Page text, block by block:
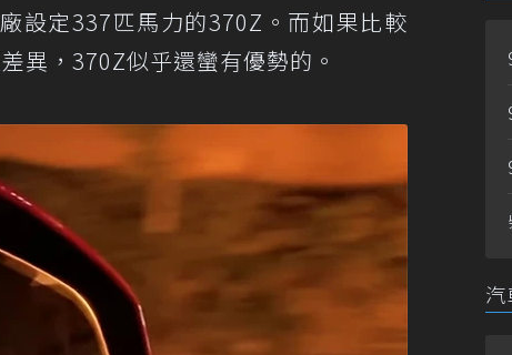
設定337匹馬力的370Z。而如果比較
異，370Z似乎還蠻有優勢的。
汽